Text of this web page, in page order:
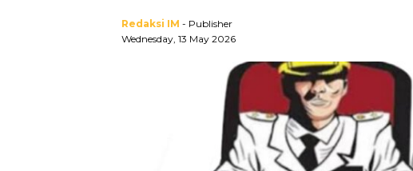
Redaksi IM - Publisher
Wednesday, 13 May 2026